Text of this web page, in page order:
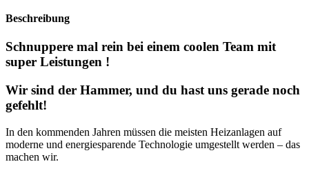
Beschreibung
Schnuppere mal rein bei einem coolen Team mit
super Leistungen !
Wir sind der Hammer, und du hast uns gerade noch
gefehlt!
In den kommenden Jahren müssen die meisten Heizanlagen auf
moderne und energiesparende Technologie umgestellt werden – das
machen wir.